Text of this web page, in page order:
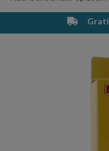
Winkelwagen
Uw
Vul